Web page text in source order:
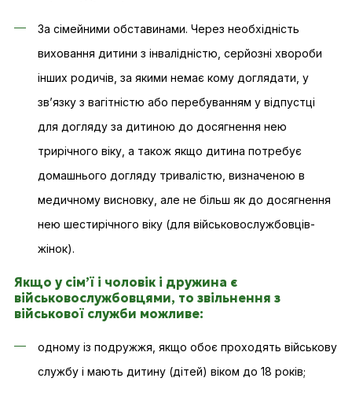
За сімейними обставинами. Через необхідність
виховання дитини з інвалідністю, серйозні хвороби
інших родичів, за якими немає кому доглядати, у
зв’язку з вагітністю або перебуванням у відпустці
для догляду за дитиною до досягнення нею
трирічного віку, а також якщо дитина потребує
домашнього догляду тривалістю, визначеною в
медичному висновку, але не більш як до досягнення
нею шестирічного віку (для військовослужбовців-
жінок).
Якщо у сім’ї і чоловік і дружина є
військовослужбовцями, то звільнення з
військової служби можливе:
одному із подружжя, якщо обоє проходять військову
службу і мають дитину (дітей) віком до 18 років;